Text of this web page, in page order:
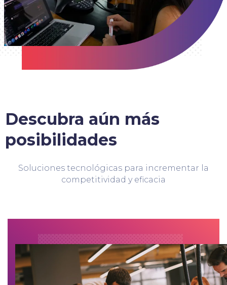
Descubra aún más
posibilidades
Soluciones tecnológicas para incrementar la
competitividad y eficacia